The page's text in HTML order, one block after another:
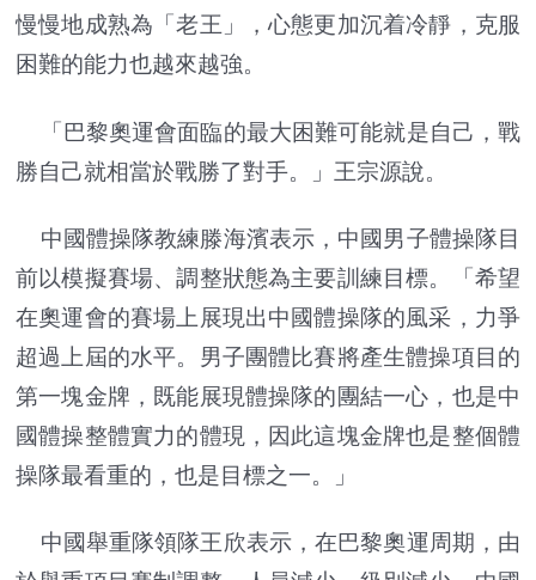
慢慢地成熟為「老王」，心態更加沉着冷靜，克服
困難的能力也越來越強。
「巴黎奧運會面臨的最大困難可能就是自己，戰
勝自己就相當於戰勝了對手。」王宗源說。
中國體操隊教練滕海濱表示，中國男子體操隊目
前以模擬賽場、調整狀態為主要訓練目標。「希望
在奧運會的賽場上展現出中國體操隊的風采，力爭
超過上屆的水平。男子團體比賽將產生體操項目的
第一塊金牌，既能展現體操隊的團結一心，也是中
國體操整體實力的體現，因此這塊金牌也是整個體
操隊最看重的，也是目標之一。」
中國舉重隊領隊王欣表示，在巴黎奧運周期，由